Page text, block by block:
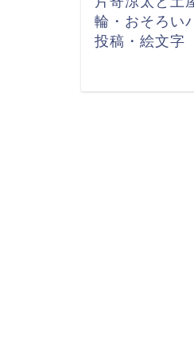
輪・おそろい
投稿・絵文字